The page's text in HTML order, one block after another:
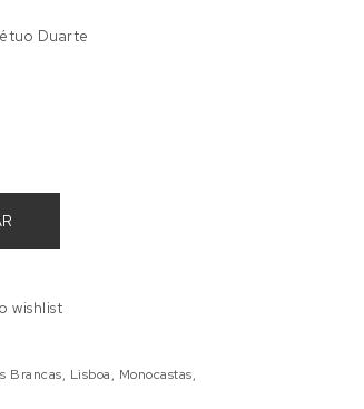
Duarte
wishlist
Brancas, Lisboa, Monocastas,